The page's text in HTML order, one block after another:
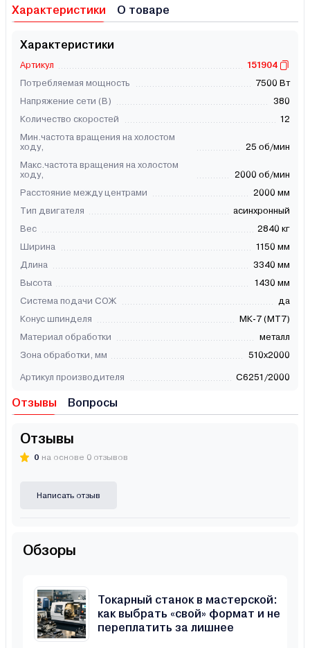
Характеристики О товаре
Характеристики
Артикул
151904
Потребляемая мощность
7500 Вт
Напряжение сети (В)
380
Количество скоростей
12
Мин.частота вращения на холостом
ходу,
25 об/мин
Макс.частота вращения на холостом
ходу,
2000 об/мин
Расстояние между центрами
2000 мм
Тип двигателя
асинхронный
Вес
2840 кг
Ширина
1150 мм
Длина
3340 мм
Высота
1430 мм
Система подачи СОЖ
да
Конус шпинделя
МК-7 (МТ7)
Материал обработки
металл
Зона обработки, мм
510х2000
Артикул производителя C6251/2000
Отзывы Вопросы
Отзывы
0 на основе 0 отзывов
Написать отзыв
Обзоры
Токарный станок в мастерской:
как выбрать «свой» формат и не
переплатить за лишнее